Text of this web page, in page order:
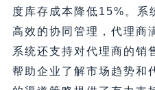
度库存成本降低15%。系
高效的协同管理，代理商
系统还支持对代理商的销
帮助企业了解市场趋势和